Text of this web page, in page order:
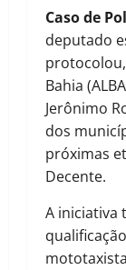
Caso de
deputado
Bahia
Jerônimo
dos
próximas
Decente.
A iniciativa